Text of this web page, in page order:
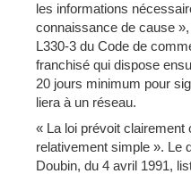
les informations
connaissance de cause
L330-3 du Code de
franchisé qui dispose
20 jours minimum pour
liera à un réseau.
« La loi prévoit clairement
relativement simple ». Le
Doubin, du 4 avril 1991,